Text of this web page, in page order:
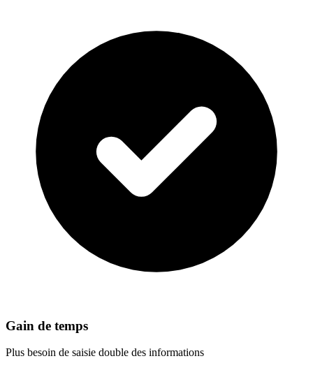
Gain de temps
Plus besoin de saisie double des informations